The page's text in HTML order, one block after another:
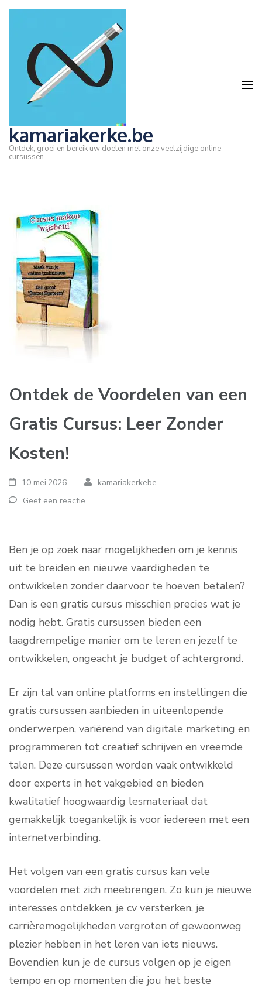
Ga
Enter)
kamariakerke.be
Ontdek, groei en bereik uw doelen met onze veelzijdige online
cursussen.
Ontdek de Voordelen van een
Gratis Cursus: Leer Zonder
Kosten!
10 mei,2026
kamariakerkebe
Geef een reactie
Ben je op zoek naar mogelijkheden om je kennis
uit te breiden en nieuwe vaardigheden te
ontwikkelen zonder daarvoor te hoeven betalen?
Dan is een gratis cursus misschien precies wat je
nodig hebt. Gratis cursussen bieden een
laagdrempelige manier om te leren en jezelf te
ontwikkelen, ongeacht je budget of achtergrond.
Er zijn tal van online platforms en instellingen die
gratis cursussen aanbieden in uiteenlopende
onderwerpen, variërend van digitale marketing en
programmeren tot creatief schrijven en vreemde
talen. Deze cursussen worden vaak ontwikkeld
door experts in het vakgebied en bieden
kwalitatief hoogwaardig lesmateriaal dat
gemakkelijk toegankelijk is voor iedereen met een
internetverbinding.
Het volgen van een gratis cursus kan vele
voordelen met zich meebrengen. Zo kun je nieuwe
interesses ontdekken, je cv versterken, je
carrièremogelijkheden vergroten of gewoonweg
plezier hebben in het leren van iets nieuws.
Bovendien kun je de cursus volgen op je eigen
tempo en op momenten die jou het beste